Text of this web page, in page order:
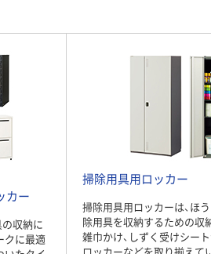
カー
の収納に
クに最適
掃除用具用ロッカー
掃除用具用ロッカーは、ほ
除用具を収納するための収
雑巾かけ、しずく受けシー
【アウトレット】山